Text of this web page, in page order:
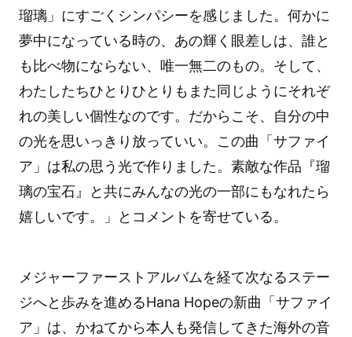
瑠璃」にすごくシンパシーを感じました。何かに
夢中になっている時の、あの輝く眼差しは、誰と
も比べ物にならない、唯一無二のもの。そして、
わたしたちひとりひとりもまた同じようにそれぞ
れの美しい個性なのです。だからこそ、自分の中
の光を思いっきり放っていい。この曲「サファイ
ア」は私の思う光で作りました。素敵な作品『瑠
璃の宝石』と共にみんなの光の一部にもなれたら
嬉しいです。」とコメントを寄せている。
メジャーファーストアルバムを経て次なるステー
ジへと歩みを進めるHana Hopeの新曲「サファイ
ア」は、かねてから本人も発信してきた海外の音